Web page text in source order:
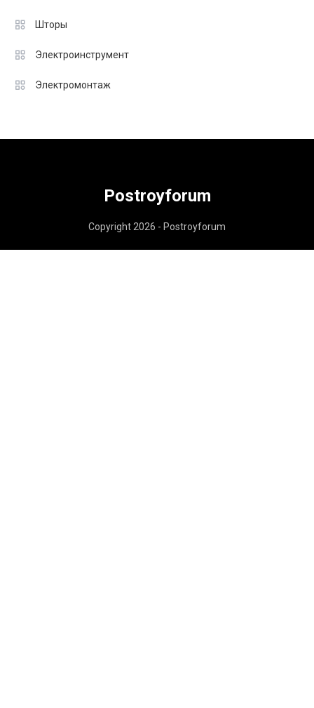
Шторы
Электроинструмент
Электромонтаж
Postroyforum
Copyright 2026 - Postroyforum